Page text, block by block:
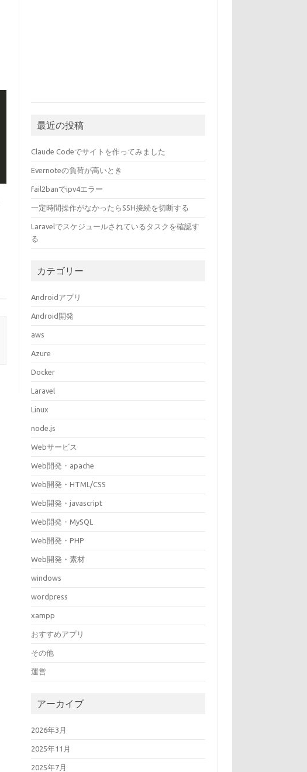
最近の投稿
Claude Codeでサイトを作ってみました
Evernoteの負荷が高いとき
fail2banでipv4エラー
一定時間操作がなかったらSSH接続を切断する
Laravelでスケジュールされているタスクを確認す
る
カテゴリー
Androidアプリ
Android開発
aws
Azure
Docker
Laravel
Linux
node.js
Webサービス
Web開発・apache
Web開発・HTML/CSS
Web開発・javascript
Web開発・MySQL
Web開発・PHP
Web開発・素材
windows
wordpress
xampp
おすすめアプリ
その他
運営
アーカイブ
2026年3月
2025年11月
2025年7月